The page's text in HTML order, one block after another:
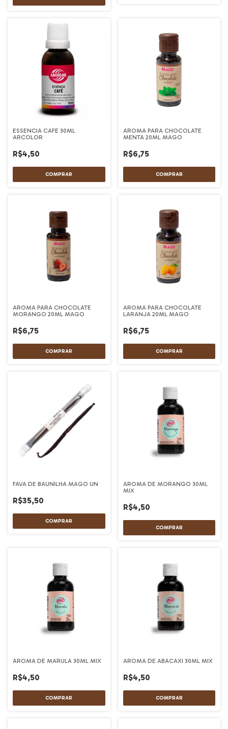
ESSENCIA CAFE 30ML
ARCOLOR
R$4,50
AROMA PARA CHOCOLATE
MENTA 20ML MAGO
R$6,75
AROMA PARA CHOCOLATE
MORANGO 20ML MAGO
R$6,75
AROMA PARA CHOCOLATE
LARANJA 20ML MAGO
R$6,75
FAVA DE BAUNILHA MAGO UN
R$35,50
AROMA DE MORANGO 30ML
MIX
R$4,50
AROMA DE MARULA 30ML MIX
R$4,50
AROMA DE ABACAXI 30ML MIX
R$4,50